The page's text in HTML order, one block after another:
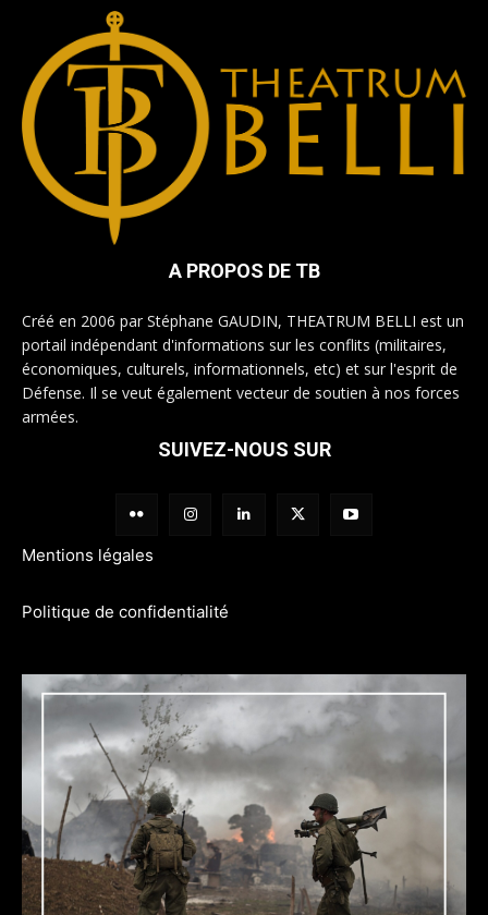
A PROPOS DE TB
Créé en 2006 par Stéphane GAUDIN, THEATRUM BELLI est un
portail indépendant d'informations sur les conflits (militaires,
économiques, culturels, informationnels, etc) et sur l'esprit de
Défense. Il se veut également vecteur de soutien à nos forces
armées.
SUIVEZ-NOUS SUR
Mentions légales
Politique de confidentialité